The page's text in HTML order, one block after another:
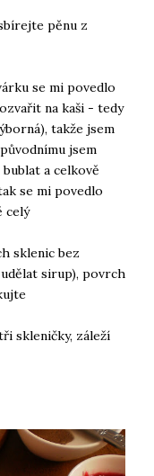
pěnu z
se mi povedlo
na kaši - tedy
takže jsem
jsem
a celkově
se mi povedlo
celý
sklenic bez
sirup), povrch
skleničky, záleží